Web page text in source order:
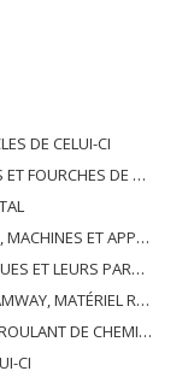
DE CELUI-CI
DE CELLES-CI, EN METAL DE BASE
PARTIES DE CELLES-CI
ET DU SON EN TÉLÉVISION, PIÈCES ET ACCESSOIRES DE TELS ARTICLES
DE TRAFIC MÉCANIQUE (Y COMPRIS ÉLECTRO-MÉCANIQUE) DE TOUS TYPES
ET LEURS PIÈCES ET ACCESSOIRES
CI